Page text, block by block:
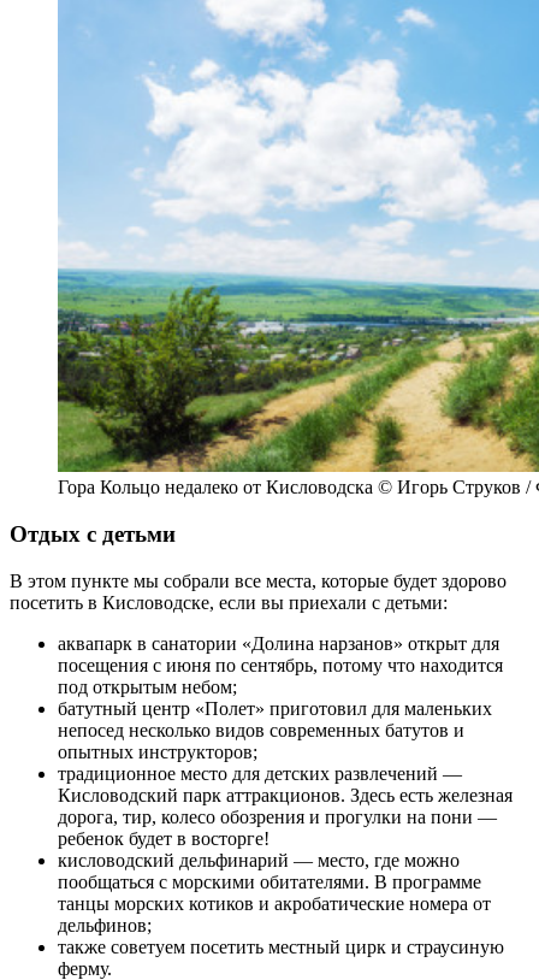
Гора Кольцо недалеко от Кисловодска © Игорь Струков
Отдых с детьми
В этом пункте мы собрали все места, которые будет здорово
посетить в Кисловодске, если вы приехали с детьми:
аквапарк в санатории «Долина нарзанов» открыт для
посещения с июня по сентябрь, потому что находится
под открытым небом;
батутный центр «Полет» приготовил для маленьких
непосед несколько видов современных батутов и
опытных инструкторов;
традиционное место для детских развлечений —
Кисловодский парк аттракционов. Здесь есть железная
дорога, тир, колесо обозрения и прогулки на пони —
ребенок будет в восторге!
кисловодский дельфинарий — место, где можно
пообщаться с морскими обитателями. В программе
танцы морских котиков и акробатические номера от
дельфинов;
также советуем посетить местный цирк и страусиную
ферму.